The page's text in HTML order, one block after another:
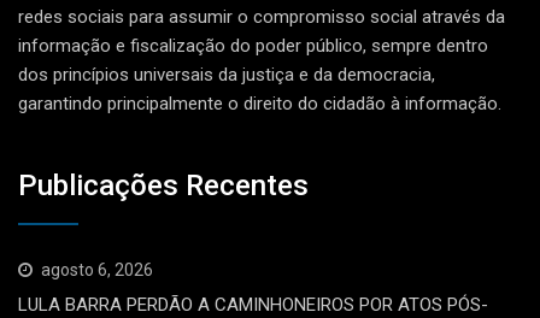
redes sociais para assumir o compromisso social através da
informação e fiscalização do poder público, sempre dentro
dos princípios universais da justiça e da democracia,
garantindo principalmente o direito do cidadão à informação.
Publicações Recentes
agosto 6, 2026
LULA BARRA PERDÃO A CAMINHONEIROS POR ATOS PÓS-